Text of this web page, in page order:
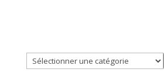
Sélectionner
une